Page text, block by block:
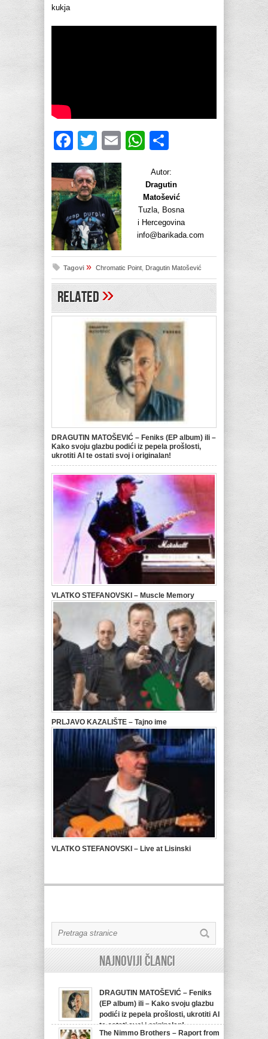
kukja
Facebook
Twitter
EmailWhatsApp
Autor:
Dragutin
Matošević
Tuzla, Bosna
i Hercegovina
info@barikada.com
Tagovi » Chromatic Point Dragutin Matošević
Related»
DRAGUTIN MATOŠEVIĆ – Feniks (EP album) ili –
Kako svoju glazbu podići iz pepela prošlosti,
ukrotiti AI te ostati svoj i originalan!
VLATKO STEFANOVSKI – Muscle Memory
PRLJAVO KAZALIŠTE – Tajno ime
VLATKO STEFANOVSKI – Live at Lisinski
Najnoviji članci
DRAGUTIN MATOŠEVIĆ – Feniks
(EP album) ili – Kako svoju glazbu
podići iz pepela prošlosti, ukrotiti AI
te ostati svoj i originalan!
07/08/2026
The Nimmo Brothers – Raport from